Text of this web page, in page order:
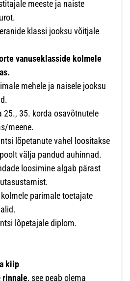
meeste ja naiste
klassi jooksu võitjale
vanuseklasside kolmele
mehele ja naisele jooksu
25., 35. korda osavõtnutele
meene.
lõpetanute vahel loositakse
välja pandud auhinnad.
loosimine algab pärast
parimale toetajate
lõpetajale diplom.
kiip
rinnale, see peab olema